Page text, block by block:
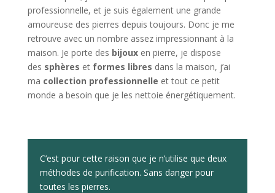
professionnelle, et je suis également une grande
amoureuse des pierres depuis toujours. Donc je me
retrouve avec un nombre assez impressionnant à la
maison. Je porte des bijouxen pierre, je dispose
des sphères et formes libres dans la maison, j’ai
ma collection professionnelle et tout ce petit
monde a besoin que je les nettoie énergétiquement.
C’est pour cette raison que je n’utilise que deux
méthodes de purification. Sans danger pour
toutes les pierres.